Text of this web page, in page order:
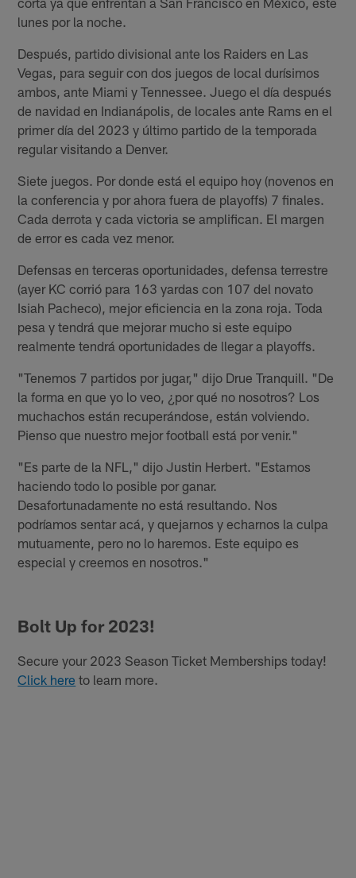
lunes por la noche.
Después, partido divisional ante los Raiders en Las
Vegas, para seguir con dos juegos de local durísimos
ambos, ante Miami y Tennessee. Juego el día después
de navidad en Indianápolis, de locales ante Rams en el
primer día del 2023 y último partido de la temporada
regular visitando a Denver.
Siete juegos. Por donde está el equipo hoy (novenos en
la conferencia y por ahora fuera de playoffs) 7 finales.
Cada derrota y cada victoria se amplifican. El margen
de error es cada vez menor.
Defensas en terceras oportunidades, defensa terrestre
(ayer KC corrió para 163 yardas con 107 del novato
Isiah Pacheco), mejor eficiencia en la zona roja. Toda
pesa y tendrá que mejorar mucho si este equipo
realmente tendrá oportunidades de llegar a playoffs.
"Tenemos 7 partidos por jugar," dijo Drue Tranquill. "De
la forma en que yo lo veo, ¿por qué no nosotros? Los
muchachos están recuperándose, están volviendo.
Pienso que nuestro mejor football está por venir."
"Es parte de la NFL," dijo Justin Herbert. "Estamos
haciendo todo lo posible por ganar.
Desafortunadamente no está resultando. Nos
podríamos sentar acá, y quejarnos y echarnos la culpa
mutuamente, pero no lo haremos. Este equipo es
especial y creemos en nosotros."
Bolt Up for 2023!
Secure your 2023 Season Ticket Memberships today!
Click here to learn more.